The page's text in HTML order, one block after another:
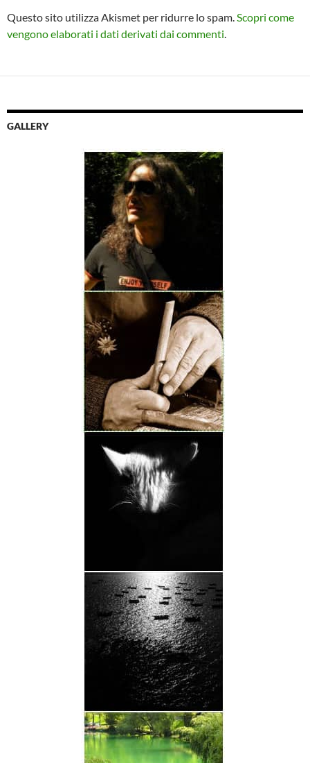
Questo sito utilizza Akismet per ridurre lo spam.Scopri come
vengono elaborati i dati derivati dai commenti.
GALLERY